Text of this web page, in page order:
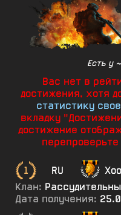
Есть у
Вас нет в
достижения, хотя
статистику
вкладку
достижение
1 RU
Клан:
Дата получения: